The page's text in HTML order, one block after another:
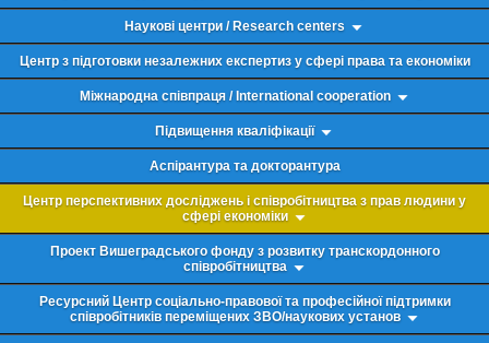
Наукові центри / Research centers
Центр з підготовки незалежних експертиз у сфері права та економіки
Міжнародна співпраця / International cooperation
Підвищення кваліфікації
Аспірантура та докторантура
Центр перспективних досліджень і співробітництва з прав людини у
сфері економіки
Проект Вишеградського фонду з розвитку транскордонного
співробітництва
Ресурсний Центр соціально-правової та професійної підтримки
співробітників переміщених ЗВО/наукових установ